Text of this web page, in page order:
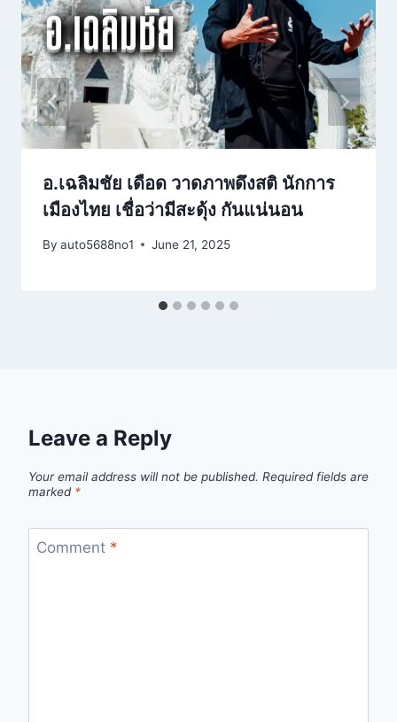
อ.เฉลิมชัย เดือด วาดภาพดึงสติ นักการ
เมืองไทย เชื่อว่ามีสะดุ้ง กันแน่นอน
By auto5688no1 June 21, 2025
Leave a Reply
Your email address will not be published. Required fields are
marked *
Comment *